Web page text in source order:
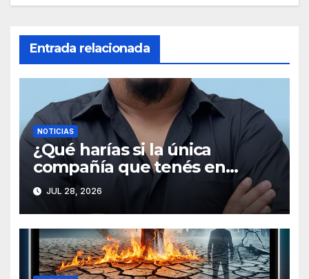
Entrada relacionada
NOTICIAS
¿Qué harías si la única
compañía que tenés en
medio de la nada misma es
una señal de radio que
empieza a distorsionarse a las
3:33 de la madrugada?
JUL 28, 2026